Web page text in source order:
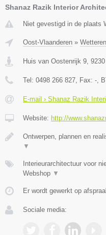
Shanaz Razik Interior
Niet gevestigd in de plaats
Oost-Vlaanderen » Wetteren
Huis van Oostenrijk 9, 9230
Tel: 0498 266 827, Fax: -,
E-mail › Shanaz Razik
Website: http://
Ontwerpen, plannen en
▼
Interieurarchitectuur voor
Webshop ▼
Er wordt gewerkt op
Sociale media: